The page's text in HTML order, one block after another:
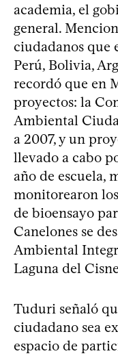
academia, el
general.
ciudadanos que
Perú, Bolivia,
recordó que en
proyectos: la
Ambiental
a 2007, y un
llevado a cabo
año de escuela,
monitorearon
de bioensayo
Canelones se
Ambiental
Laguna del
Tuduri señaló
ciudadano sea
espacio de